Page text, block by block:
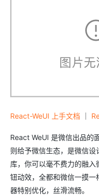
React-WeUI 上手文档
React WeUI 是微信出品的
则给予微信生态，是微信
库，你可以毫不费力的融
钮动效，全都和微信一摸
器特别优化，丝滑流畅。